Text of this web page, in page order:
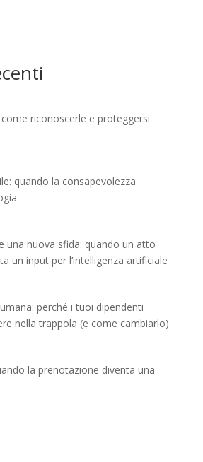
riconoscerle e proteggersi
quando la consapevolezza
una nuova sfida: quando un atto
un input per l’intelligenza artificiale
perché i tuoi dipendenti
nella trappola (e come cambiarlo)
la prenotazione diventa una